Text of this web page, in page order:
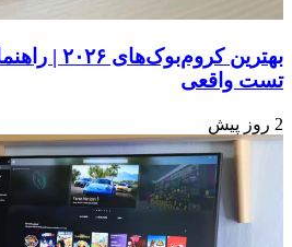
بهترین
تست واقعی
2 روز پیش